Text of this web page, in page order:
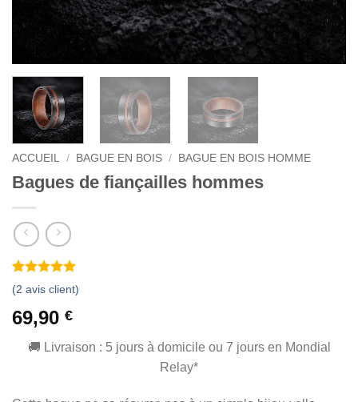
ACCUEIL / BAGUE EN BOIS / BAGUE EN BOIS HOMME
Bagues de fiançailles hommes
Noté5 sur
5 basé sur
2
notations
client
(2 avis client)
69,90 €
🚚 Livraison : 5 jours à domicile ou 7 jours en Mondial
Relay*